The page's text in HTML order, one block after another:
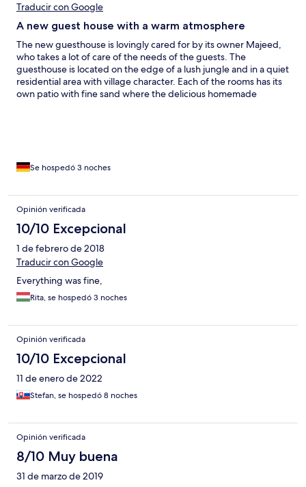
Traducir con Google
A new guest house with a warm atmosphere
The new guesthouse is lovingly cared for by its owner Majeed,
who takes a lot of care of the needs of the guests. The
guesthouse is located on the edge of a lush jungle and in a quiet
residential area with village character. Each of the rooms has its
own patio with fine sand where the delicious homemade
Se hospedó 3 noches
Opinión verificada
10/10 Excepcional
1 de febrero de 2018
Traducir con Google
Everything was fine,
Rita, se hospedó 3 noches
Opinión verificada
10/10 Excepcional
11 de enero de 2022
Stefan, se hospedó 8 noches
Opinión verificada
8/10 Muy buena
31 de marzo de 2019